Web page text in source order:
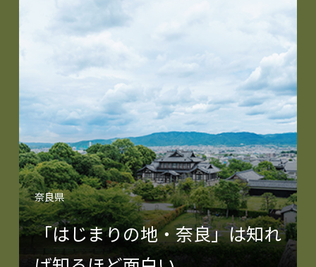
奈良県
「はじまりの地・奈良」は知れ